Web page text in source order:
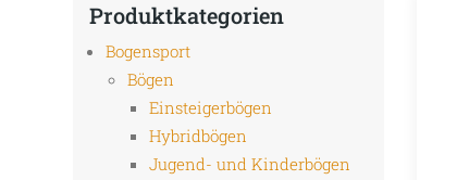
Produktkategorien
Bogensport
Bögen
Einsteigerbögen
Hybridbögen
Jugend- und Kinderbögen